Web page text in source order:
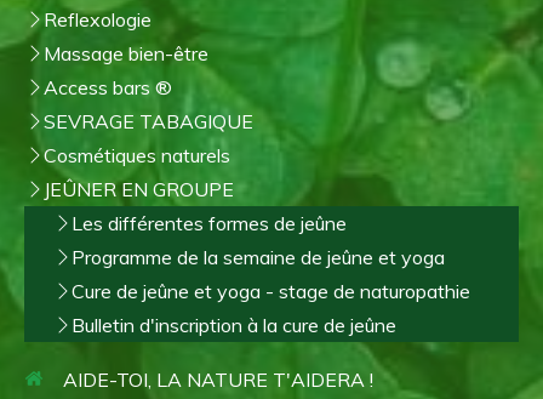
Reflexologie
Massage bien-être
Access bars ®
SEVRAGE TABAGIQUE
Cosmétiques naturels
JEÛNER EN GROUPE
Les différentes formes de jeûne
Programme de la semaine de jeûne et yoga
Cure de jeûne et yoga - stage de naturopathie
Bulletin d'inscription à la cure de jeûne
AIDE-TOI, LA NATURE T'AIDERA !